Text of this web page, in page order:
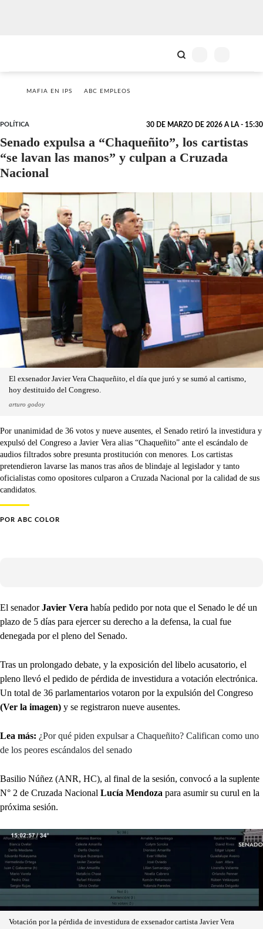
MAFIA EN IPS ABC EMPLEOS
POLÍTICA 30 DE MARZO DE 2026 A LA - 15:30
Senado expulsa a “Chaqueñito”, los cartistas
“se lavan las manos” y culpan a Cruzada
Nacional
El exsenador Javier Vera Chaqueñito, el día que juró y se sumó al cartismo,
hoy destituido del Congreso.
arturo godoy
Por unanimidad de 36 votos y nueve ausentes, el Senado retiró la investidura y
expulsó del Congreso a Javier Vera alias “Chaqueñito” ante el escándalo de
audios filtrados sobre presunta prostitución con menores. Los cartistas
pretendieron lavarse las manos tras años de blindaje al legislador y tanto
oficialistas como opositores culparon a Cruzada Nacional por la calidad de sus
candidatos.
POR ABC COLOR
El senadorJavier Vera había pedido por nota que el Senado le dé un
plazo de 5 días para ejercer su derecho a la defensa, la cual fue
denegada por el pleno del Senado.
Tras un prolongado debate, y la exposición del libelo acusatorio, el
pleno llevó el pedido de pérdida de investidura a votación electrónica.
Un total de 36 parlamentarios votaron por la expulsión del Congreso
(Ver la imagen) y se registraron nueve ausentes.
Lea más: ¿Por qué piden expulsar a Chaqueñito? Califican como uno
de los peores escándalos del senado
Basilio Núñez (ANR, HC), al final de la sesión, convocó a la suplente
N° 2 de Cruzada Nacional Lucía Mendoza para asumir su curul en la
próxima sesión.
Votación por la pérdida de investidura de exsenador cartista Javier Vera